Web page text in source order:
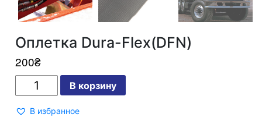
Оплетка Dura-Flex(DFN)
200₴
Dura-
В корзину
В избранное